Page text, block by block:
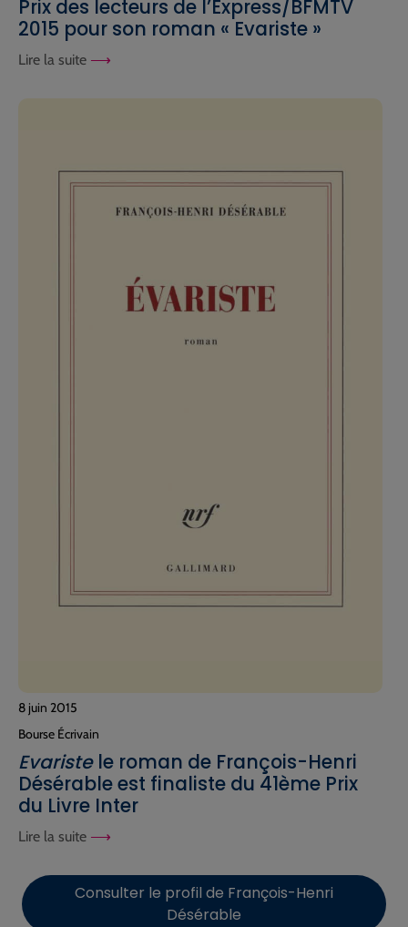
Prix des lecteurs de l’Express/BFMTV
2015 pour son roman « Evariste »
Lire la suite
8 juin 2015
Bourse Écrivain
Evaristele roman de François-Henri
Désérable est finaliste du 41ème Prix
du Livre Inter
Lire la suite
Consulter le profil de François-Henri
Désérable